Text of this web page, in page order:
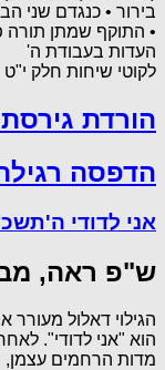
בירור • כנגדם שני
• התוקף שמתן תורה
העדות בעבודת ה'
לקוטי שיחות חלק י"ט
הורדת
הדפסה
אני לדודי
ש"פ ראה,
הגילוי דאלול
הוא "אני לדודי".
מדות הרחמים עצמן,